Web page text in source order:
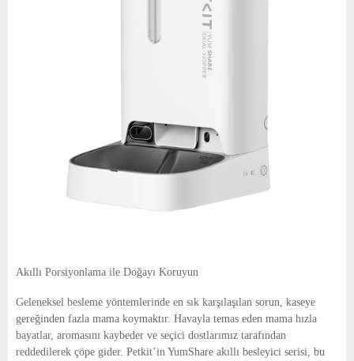
Akıllı Porsiyonlama ile Doğayı Koruyun
Geleneksel besleme yöntemlerinde en sık karşılaşılan sorun, kaseye
gereğinden fazla mama koymaktır. Havayla temas eden mama hızla
bayatlar, aromasını kaybeder ve seçici dostlarımız tarafından
reddedilerek çöpe gider. Petkit’in YumShare akıllı besleyici serisi, bu